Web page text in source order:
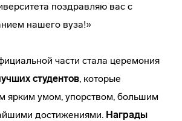
поздравляю вас с
нашего вуза!»
части стала церемония
студентов, которые
ярким умом, упорством, большим
достижениями. Награды